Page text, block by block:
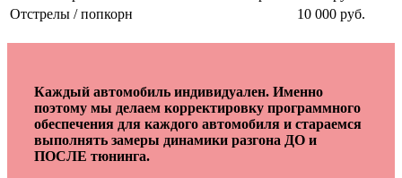
Отстрелы / попкорн
10 000 руб.
Каждый автомобиль индивидуален. Именно
поэтому мы делаем корректировку программного
обеспечения для каждого автомобиля и стараемся
выполнять замеры динамики разгона ДО и
ПОСЛЕ тюнинга.